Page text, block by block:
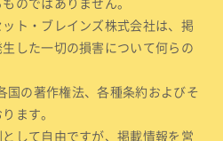
のではありません。
ト・ブレインズ株式会社は、掲
した一切の損害について何らの
国の著作権法、各種条約およびそ
ます。
して自由ですが、掲載情報を営